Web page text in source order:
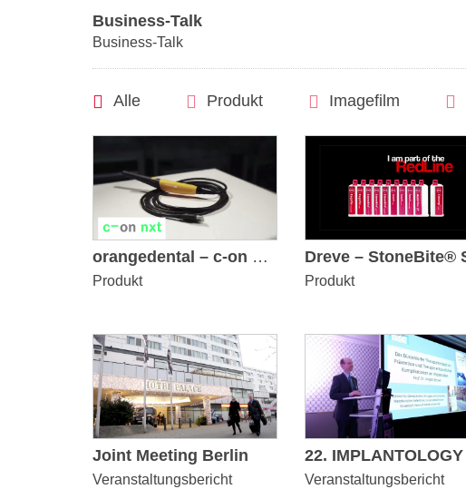
Business-Talk
Business-Talk
Alle Produkt Imagefilm
orangedental – c-on nxt: Die einzige volldigitale Intraoralkamera mit automatischer Bilddrehung
Produkt Produkt
Joint Meeting Berlin
Veranstaltungsbericht Veranstaltungsbericht